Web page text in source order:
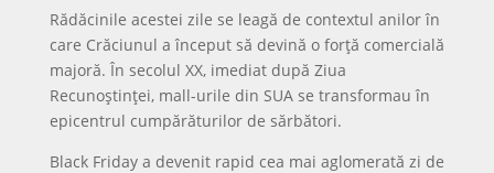
Rădăcinile acestei zile se leagă de contextul anilor în
care Crăciunul a început să devină o forță comercială
majoră. În secolul XX, imediat după Ziua
Recunoștinței, mall-urile din SUA se transformau în
epicentrul cumpărăturilor de sărbători.
Black Friday a devenit rapid cea mai aglomerată zi de